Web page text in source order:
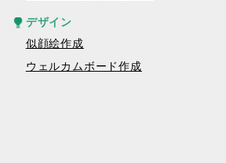
デザイン
似顔絵作成
ウェルカムボード作成